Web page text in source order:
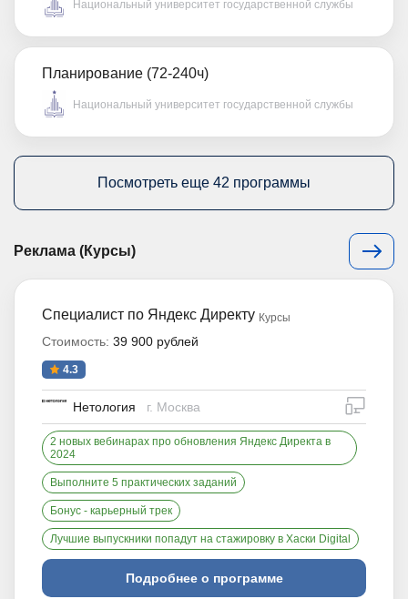
Национальный университет государственной службы
Планирование (72-240ч)
Национальный университет государственной службы
Посмотреть еще 42 программы
Реклама (Курсы)
Специалист по Яндекс Директу Курсы
Стоимость: 39 900 рублей
4.3
Нетология г. Москва
2 новых вебинарах про обновления Яндекс Директа в
2024
Выполните 5 практических заданий
Бонус - карьерный трек
Лучшие выпускники попадут на стажировку в Хаски Digital
Подробнее о программе